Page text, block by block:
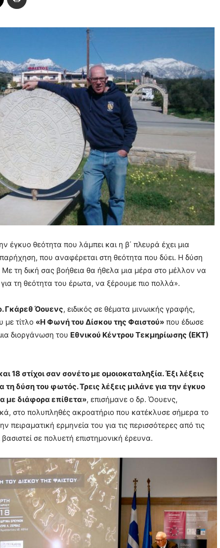
έγκυο θεότητα που λάμπει και η β΄ πλευρά έχει μια
που αναφέρεται στη θεότητα που δύει. Η δύση
Με τη δική σας βοήθεια θα ήθελα μια μέρα στο μέλλον να
τη θεότητα του έρωτα, να ξέρουμε πιο πολλά».
Γκάρεθ Όουενς, ειδικός σε θέματα μινωικής γραφής,
με τίτλο «Η Φωνή του Δίσκου της Φαιστού» που έδωσε
διοργάνωση του Εθνικού Κέντρου Τεκμηρίωσης (ΕΚΤ)
18 στίχοι σαν σονέτο με ομοιοκαταληξία. Έξι λέξεις
τη δύση του φωτός. Τρεις λέξεις μιλάνε για την έγκυο
με διάφορα επίθετα», επισήμανε ο δρ. Όουενς,
στο πολυπληθές ακροατήριο που κατέκλυσε σήμερα το
πειραματική ερμηνεία του για τις περισσότερες από τις
βασιστεί σε πολυετή επιστημονική έρευνα.